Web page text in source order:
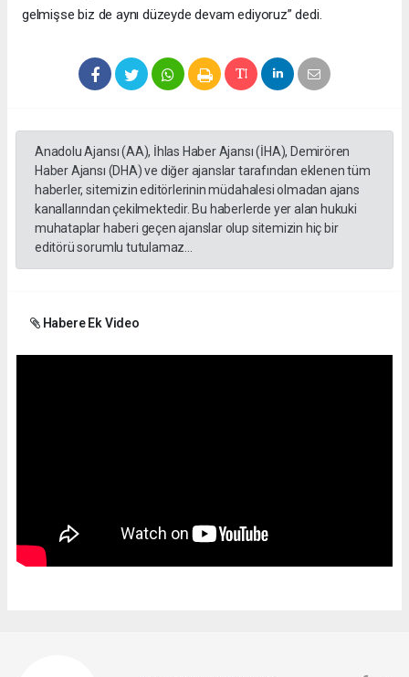
gelmişse biz de aynı düzeyde devam ediyoruz” dedi.
Anadolu Ajansı (AA), İhlas Haber Ajansı (İHA), Demirören
Haber Ajansı (DHA) ve diğer ajanslar tarafından eklenen tüm
haberler, sitemizin editörlerinin müdahalesi olmadan ajans
kanallarından çekilmektedir. Bu haberlerde yer alan hukuki
muhataplar haberi geçen ajanslar olup sitemizin hiç bir
editörü sorumlu tutulamaz...
Habere Ek Video